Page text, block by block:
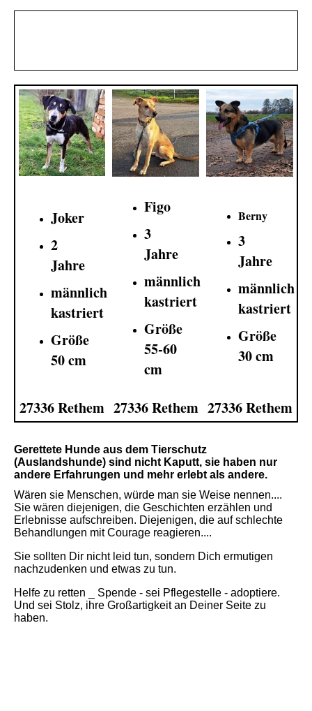
Joker
2
Jahre
männlich
kastriert
Größe
50 cm
Figo
3
Jahre
männlich
kastriert
Größe
55-60
cm
Berny
3
Jahre
männlich
kastriert
Größe
30 cm
27336 Rethem 27336 Rethem 27336 Rethem
Gerettete Hunde aus dem Tierschutz
(Auslandshunde) sind nicht Kaputt, sie haben nur
andere Erfahrungen und mehr erlebt als andere.
Wären sie Menschen, würde man sie Weise nennen....
Sie wären diejenigen, die Geschichten erzählen und
Erlebnisse aufschreiben. Diejenigen, die auf schlechte
Behandlungen mit Courage reagieren....
Sie sollten Dir nicht leid tun, sondern Dich ermutigen
nachzudenken und etwas zu tun.
Helfe zu retten _ Spende - sei Pflegestelle - adoptiere.
Und sei Stolz, ihre Großartigkeit an Deiner Seite zu
haben.